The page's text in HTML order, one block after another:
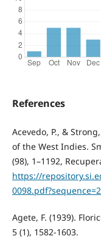
References
Acevedo, P., &
of the West Indies.
(98), 1–1192,
https://
Agete, F. (1939).
5 (1), 1582-1603.